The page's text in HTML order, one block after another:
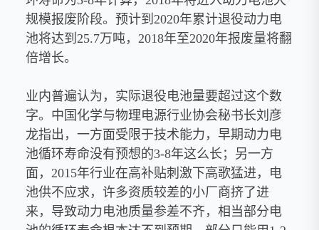
规模报废阶段。预计到2020年累计退役动力电
池将达到25.7万吨，2018年至2020年报废量将翻
倍增长。
业内普遍认为，实际退役电池量要超过这个数
字。中国化学与物理电源行业协会秘书长刘彦
龙指出，一方面受限于技术能力，早期动力电
池循环寿命没有预想的3-8年这么长；另一方
面，2015年行业在高补贴刺激下高歌猛进，电
池供不应求，许多资质较差的小厂商挤了进
来，导致动力电池质量参差不齐，相当部分电